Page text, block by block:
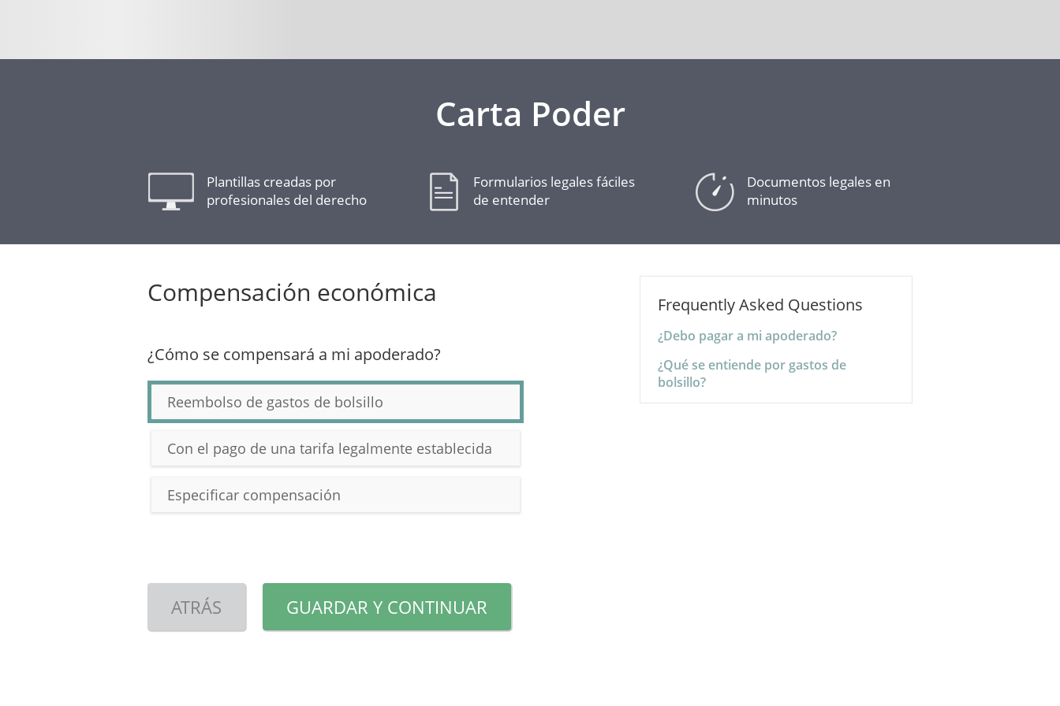
Carta Poder
Plantillas creadas por
profesionales del derecho
Formularios legales fáciles
de entender
Documentos legales en
minutos
Compensación económica
¿Cómo se compensará a mi apoderado?
Reembolso de gastos de bolsillo
Con el pago de una tarifa legalmente establecida
Especificar compensación
ATRÁS GUARDAR Y CONTINUAR
Frequently Asked Questions
¿Debo pagar a mi apoderado?
¿Qué se entiende por gastos de
bolsillo?